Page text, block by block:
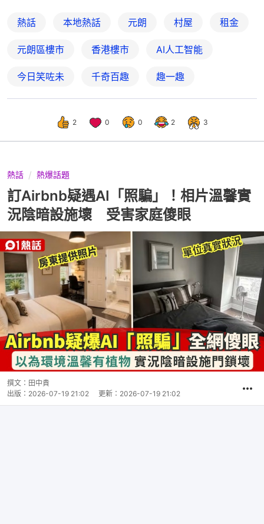
熱話 本地熱話 元朗 村屋 租金
元朗區樓市 香港樓市 AI人工智能
今日笑咗未 千奇百趣 趣一趣
2 0 0 2 3
熱話 熱爆話題
訂Airbnb疑遇AI「照騙」！相片溫馨實
況陰暗設施壞 受害家庭傻眼
撰文： 田中貴
出版： 2026-07-19 21:02 更新： 2026-07-19 21:02